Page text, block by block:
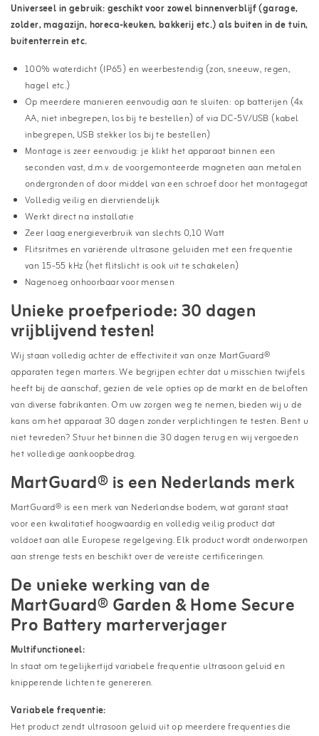
Universeel in gebruik: geschikt voor zowel binnenverblijf (garage,
zolder, magazijn, horeca-keuken, bakkerij etc.) als buiten in de tuin,
buitenterrein etc.
100% waterdicht (IP65) en weerbestendig (zon, sneeuw, regen,
hagel etc.)
Op meerdere manieren eenvoudig aan te sluiten: op batterijen (4x
AA, niet inbegrepen, los bij te bestellen) of via DC-5V/USB (kabel
inbegrepen, USB stekker los bij te bestellen)
Montage is zeer eenvoudig: je klikt het apparaat binnen een
seconden vast, d.m.v. de voorgemonteerde magneten aan metalen
ondergronden of door middel van een schroef door het montagegat
Volledig veilig en diervriendelijk
Werkt direct na installatie
Zeer laag energieverbruik van slechts 0,10 Watt
Flitsritmes en variërende ultrasone geluiden met een frequentie
van 15-55 kHz (het flitslicht is ook uit te schakelen)
Nagenoeg onhoorbaar voor mensen
Unieke proefperiode: 30 dagen
vrijblijvend testen!
Wij staan volledig achter de effectiviteit van onze MartGuard®
apparaten tegen marters. We begrijpen echter dat u misschien twijfels
heeft bij de aanschaf, gezien de vele opties op de markt en de beloften
van diverse fabrikanten. Om uw zorgen weg te nemen, bieden wij u de
kans om het apparaat 30 dagen zonder verplichtingen te testen. Bent u
niet tevreden? Stuur het binnen die 30 dagen terug en wij vergoeden
het volledige aankoopbedrag.
MartGuard® is een Nederlands merk
MartGuard® is een merk van Nederlandse bodem, wat garant staat
voor een kwalitatief hoogwaardig en volledig veilig product dat
voldoet aan alle Europese regelgeving. Elk product wordt onderworpen
aan strenge tests en beschikt over de vereiste certificeringen.
De unieke werking van de
MartGuard® Garden & Home Secure
Pro Battery marterverjager
Multifunctioneel:
In staat om tegelijkertijd variabele frequentie ultrasoon geluid en
knipperende lichten te genereren.
Variabele frequentie:
Het product zendt ultrasoon geluid uit op meerdere frequenties die